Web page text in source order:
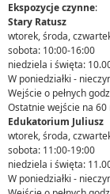
Ekspozycje czynne:
Stary Ratusz
wtorek, środa,
sobota: 10:00-16:00
niedziela i święta:
W poniedziałki -
Wejście o pełnych
Ostatnie wejście na
Edukatorium Juliusz
wtorek, środa,
sobota: 11:00-19:00
niedziela i święta:
W poniedziałki -